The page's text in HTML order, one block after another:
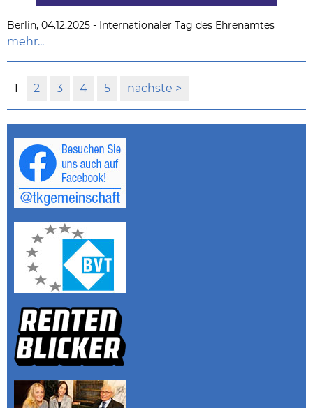
Berlin, 04.12.2025 - Internationaler Tag des Ehrenamtes
mehr...
1 2 3 4 5 nächste